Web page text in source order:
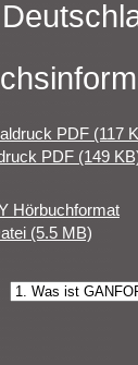
PDF (117
PDF (149
Hörbuchformat
(5.5 MB)